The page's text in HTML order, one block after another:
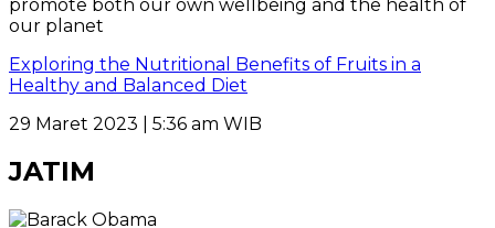
Exploring the Nutritional Benefits of Fruits in a
Healthy and Balanced Diet
29 Maret 2023 | 5:36 am WIB
JATIM